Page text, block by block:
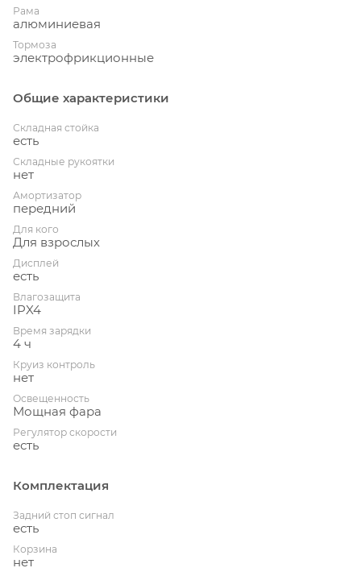
Рама
алюминиевая
Тормоза
электрофрикционные
Общие характеристики
Складная стойка
есть
Складные рукоятки
нет
Амортизатор
передний
Для кого
Для взрослых
Дисплей
есть
Влагозащита
IPX4
Время зарядки
4 ч
Круиз контроль
нет
Освещенность
Мощная фара
Регулятор скорости
есть
Комплектация
Задний стоп сигнал
есть
Корзина
нет